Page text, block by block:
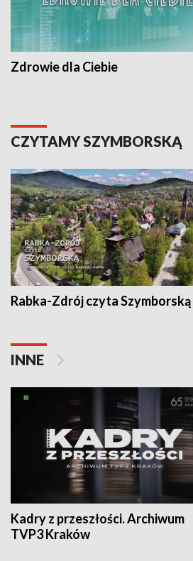
Zdrowie dla Ciebie
CZYTAMY SZYMBORSKĄ
Rabka-Zdrój czyta Szymborską
INNE
Kadry z przeszłości. Archiwum
TVP3 Kraków